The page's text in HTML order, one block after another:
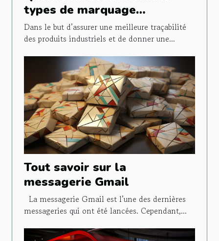
types de marquage
industriel ?
Dans le but d’assurer une meilleure traçabilité
des produits industriels et de donner une...
Tout savoir sur la
messagerie Gmail
La messagerie Gmail est l’une des dernières
messageries qui ont été lancées. Cependant,...